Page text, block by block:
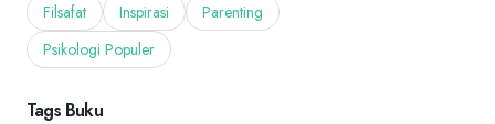
Filsafat
Inspirasi
Parenting
Psikologi Populer
Tags Buku